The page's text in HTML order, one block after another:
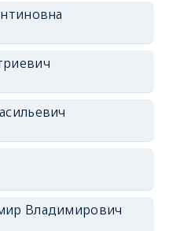
Владимирович